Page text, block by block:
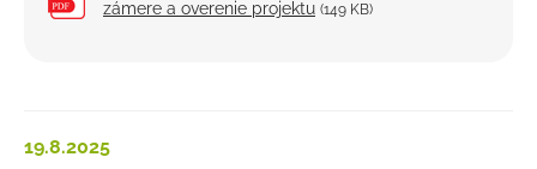
zámere a overenie projektu (149 KB)
19.8.2025